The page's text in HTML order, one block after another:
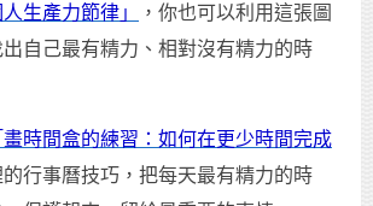
生產力節律」
，你也可以利用這張圖
自己最有精力、相對沒有精力的時
畫時間盒的練習：如何在更少時間完成
行事曆技巧，把每天最有精力的時